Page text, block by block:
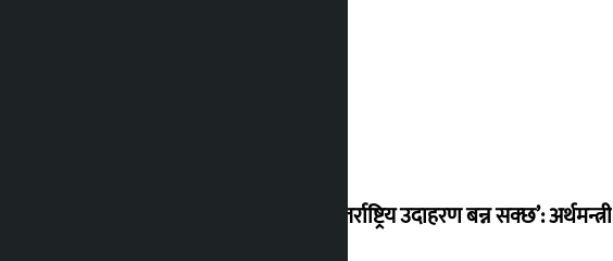
‘करदाता प्रोत्साहन कार्यक्रम सफल भए अन्तर्राष्ट्रिय उदाहरण बन्न सक्छ’: अर्थमन्त्री